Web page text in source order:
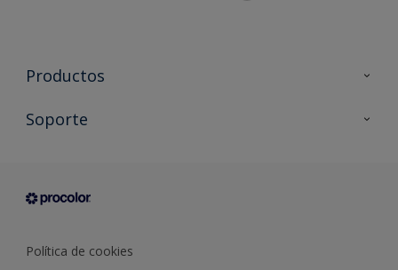
Productos
Todos los productos
Condiciones generales de venta
Soporte
Sobre Procolor
Política de cookies